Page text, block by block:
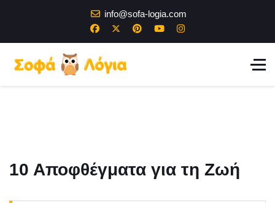
info@sofa-logia.com
10 Αποφθέγματα για τη Ζωή